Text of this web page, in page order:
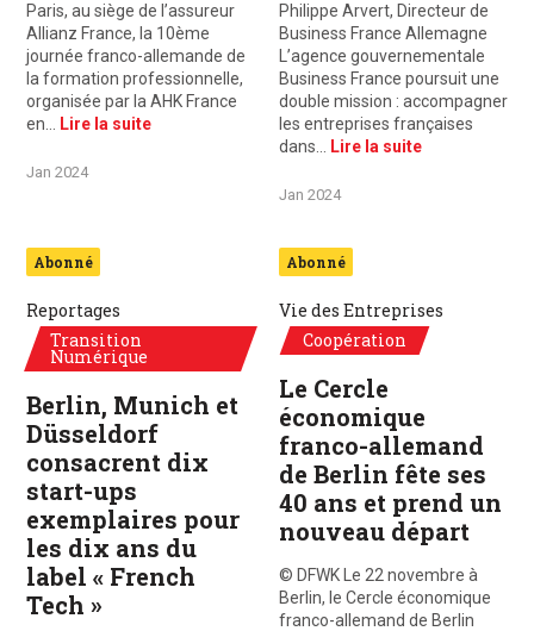
Paris, au siège de l’assureur
Allianz France, la 10ème
journée franco-allemande de
la formation professionnelle,
organisée par la AHK France
en…
Lire la suite
Jan 2024
Philippe Arvert, Directeur de
Business France Allemagne
L’agence gouvernementale
Business France poursuit une
double mission : accompagner
les entreprises françaises
dans…
Lire la suite
Jan 2024
Abonné
Reportages
Transition
Numérique
Berlin, Munich et
Düsseldorf
consacrent dix
start-ups
exemplaires pour
les dix ans du
label « French
Tech »
Abonné
Vie des Entreprises
Coopération
Le Cercle
économique
franco-allemand
de Berlin fête ses
40 ans et prend un
nouveau départ
© DFWK Le 22 novembre à
Berlin, le Cercle économique
franco-allemand de Berlin